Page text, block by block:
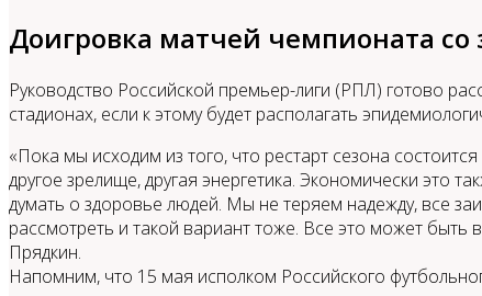
Доигровка матчей чемпионата
Руководство Российской премьер-лиги (РПЛ) готово
стадионах, если к этому будет располагать
«Пока мы исходим из того, что рестарт сезона
другое зрелище, другая энергетика. Экономически это
думать о здоровье людей. Мы не теряем надежду, все
рассмотреть и такой вариант тоже. Все это может
Прядкин.
Напомним, что 15 мая исполком Российского